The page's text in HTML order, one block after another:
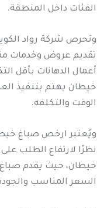
الفئات داخل المنطقة.
وتحرص شركة رواد
تقديم عروض وخدمات
أعمال الدهانات بأقل
خيطان يهتم بتنفيذ
الوقت والتكلفة.
ويُعتبر ارخص صباغ
نظرًا لارتفاع الطلب
خيطان، حيث يقدم
السعر المناسب